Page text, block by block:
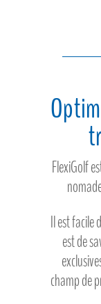
FlexiGolf
Il est facile
est de
champ de